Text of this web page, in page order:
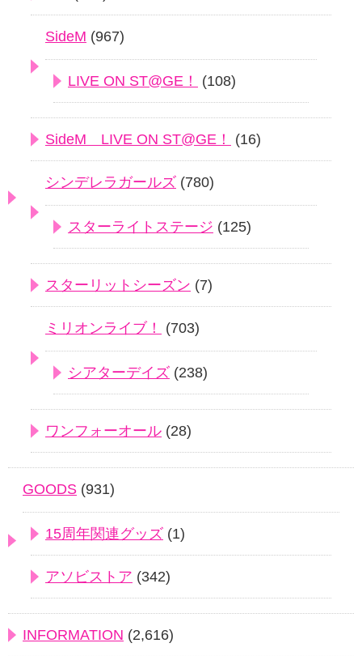
SideM (967)
LIVE ON ST@GE！ (108)
SideM LIVE ON ST@GE！ (16)
シンデレラガールズ (780)
スターライトステージ (125)
スターリットシーズン (7)
ミリオンライブ！ (703)
シアターデイズ (238)
ワンフォーオール (28)
GOODS (931)
15周年関連グッズ (1)
アソビストア (342)
INFORMATION (2,616)